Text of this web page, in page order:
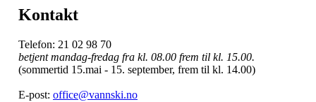
Kontakt
Telefon: 21 02 98 70
betjent mandag-fredag fra kl. 08.00 frem til kl. 15.00.
(sommertid 15.mai - 15. september, frem til kl. 14.00)
E-post: office@vannski.no